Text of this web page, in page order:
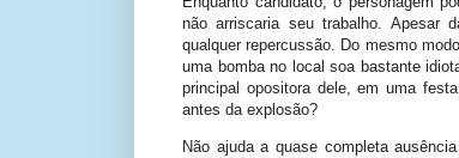
não arriscaria seu trabalho. Apesar
qualquer repercussão. Do mesmo
uma bomba no local soa bastante
principal opositora dele, em uma
antes da explosão?
Não ajuda a quase completa